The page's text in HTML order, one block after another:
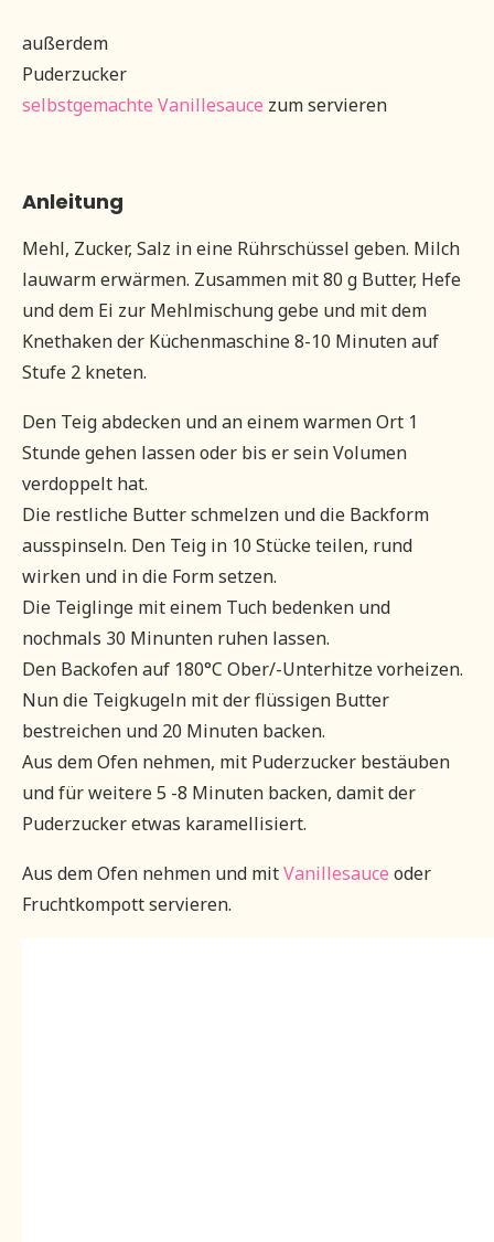
außerdem
Puderzucker
selbstgemachte Vanillesauce zum servieren
Anleitung
Mehl, Zucker, Salz in eine Rührschüssel geben. Milch
lauwarm erwärmen. Zusammen mit 80 g Butter, Hefe
und dem Ei zur Mehlmischung gebe und mit dem
Knethaken der Küchenmaschine 8-10 Minuten auf
Stufe 2 kneten.
Den Teig abdecken und an einem warmen Ort 1
Stunde gehen lassen oder bis er sein Volumen
verdoppelt hat.
Die restliche Butter schmelzen und die Backform
ausspinseln. Den Teig in 10 Stücke teilen, rund
wirken und in die Form setzen.
Die Teiglinge mit einem Tuch bedenken und
nochmals 30 Minunten ruhen lassen.
Den Backofen auf 180°C Ober/-Unterhitze vorheizen.
Nun die Teigkugeln mit der flüssigen Butter
bestreichen und 20 Minuten backen.
Aus dem Ofen nehmen, mit Puderzucker bestäuben
und für weitere 5 -8 Minuten backen, damit der
Puderzucker etwas karamellisiert.
Aus dem Ofen nehmen und mitVanillesauce oder
Fruchtkompott servieren.